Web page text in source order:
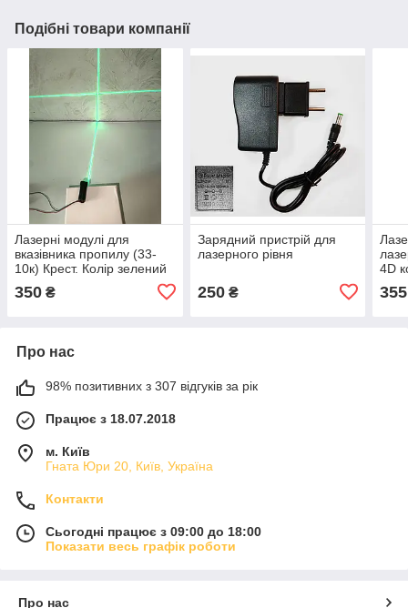
Подібні товари компанії
Лазерні модулі для
вказівника пропилу (33-
10к) Крест. Колір зелений
350 ₴
Зарядний пристрій для
лазерного рівня
250₴
4D
355
Про нас
98% позитивних з 307 відгуків за рік
Працює з 18.07.2018
м. Київ
Гната Юри 20, Київ, Україна
Контакти
Сьогодні працює з 09:00 до 18:00
Показати весь графік роботи
Про нас